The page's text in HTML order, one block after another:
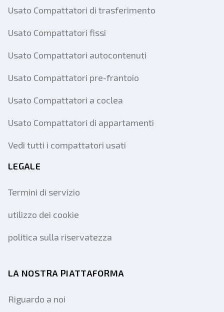
Usato Compattatori di trasferimento
Usato Compattatori fissi
Usato Compattatori autocontenuti
Usato Compattatori pre-frantoio
Usato Compattatori a coclea
Usato Compattatori di appartamenti
Vedi tutti i compattatori usati
LEGALE
Termini di servizio
utilizzo dei cookie
politica sulla riservatezza
LA NOSTRA PIATTAFORMA
Riguardo a noi